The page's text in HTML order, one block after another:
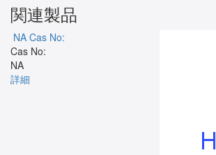
関連製品
NA Cas No:
Cas No:
NA
詳細